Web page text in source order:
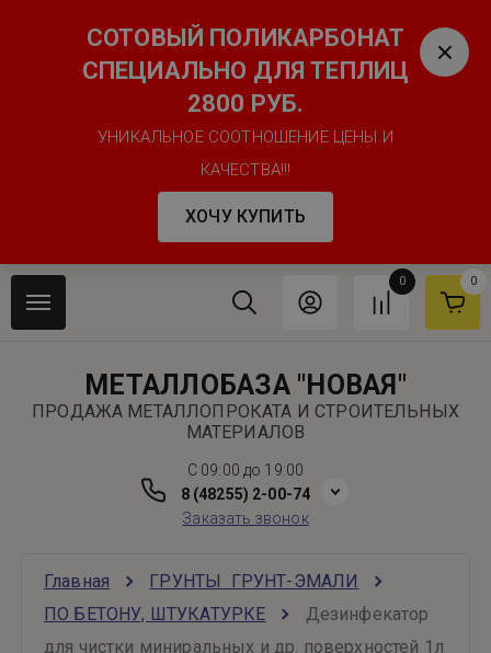
СОТОВЫЙ ПОЛИКАРБОНАТ
СПЕЦИАЛЬНО ДЛЯ ТЕПЛИЦ
2800 РУБ.
УНИКАЛЬНОЕ СООТНОШЕНИЕ ЦЕНЫ И
КАЧЕСТВА!!!
ХОЧУ КУПИТЬ
0
0
МЕТАЛЛОБАЗА "НОВАЯ"
ПРОДАЖА МЕТАЛЛОПРОКАТА И СТРОИТЕЛЬНЫХ
МАТЕРИАЛОВ
C 09:00 до 19:00
8 (48255) 2-00-74
Заказать звонок
Главная
ГРУНТЫ  ГРУНТ-ЭМАЛИ
ПО БЕТОНУ, ШТУКАТУРКЕ
Дезинфекатор
для чистки миниральных и др. поверхностей 1л